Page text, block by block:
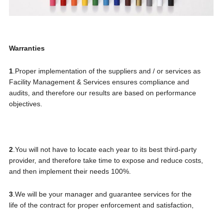
Warranties
1.Proper implementation of the suppliers and / or services as
Facility Management & Services ensures compliance and
audits, and therefore our results are based on performance
objectives.
2.You will not have to locate each year to its best third-party
provider, and therefore take time to expose and reduce costs,
and then implement their needs 100%.
3.We will be your manager and guarantee services for the
life of the contract for proper enforcement and satisfaction,